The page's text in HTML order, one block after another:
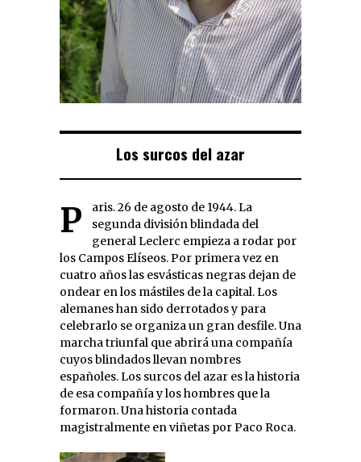
Los surcos del azar
Paris. 26 de agosto de 1944. La
segunda división blindada del
general Leclerc empieza a rodar por
los Campos Elíseos. Por primera vez en
cuatro años las esvásticas negras dejan de
ondear en los mástiles de la capital. Los
alemanes han sido derrotados y para
celebrarlo se organiza un gran desfile. Una
marcha triunfal que abrirá una compañía
cuyos blindados llevan nombres
españoles. Los surcos del azar es la historia
de esa compañía y los hombres que la
formaron. Una historia contada
magistralmente en viñetas por Paco Roca.